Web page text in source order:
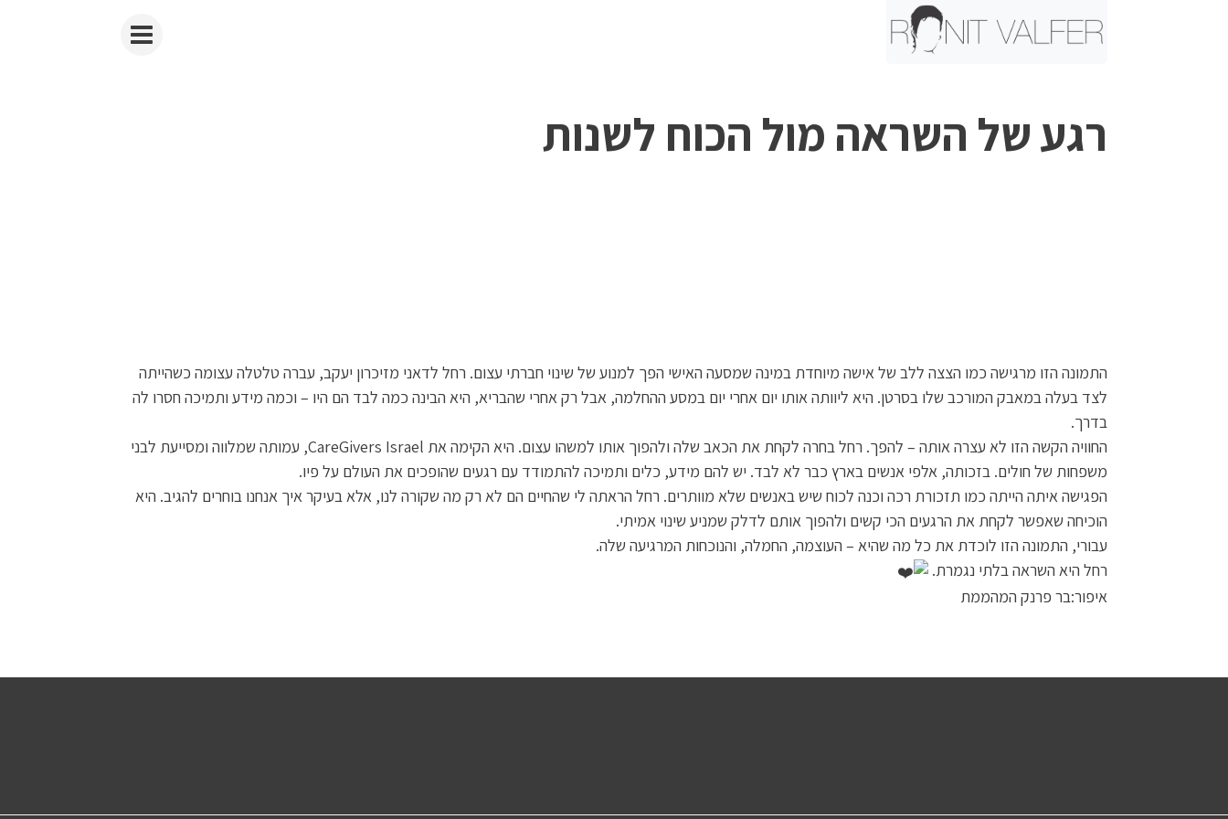
רגע של השראה מול הכוח לשנות
התמונה הזו מרגישה כמו הצצה ללב של אישה מיוחדת במינה שמסעה האישי הפך למנוע של שינוי חברתי עצום. רחל לדאני מזיכרון יעקב, עברה טלטלה עצומה כשהייתה
לצד בעלה במאבק המורכב שלו בסרטן. היא ליוותה אותו יום אחרי יום במסע ההחלמה, אבל רק אחרי שהבריא, היא הבינה כמה לבד הם היו – וכמה מידע ותמיכה חסרו לה
בדרך.
החוויה הקשה הזו לא עצרה אותה – להפך. רחל בחרה לקחת את הכאב שלה ולהפוך אותו למשהו עצום. היא הקימה את CareGivers Israel, עמותה שמלווה ומסייעת לבני
משפחות של חולים. בזכותה, אלפי אנשים בארץ כבר לא לבד. יש להם מידע, כלים ותמיכה להתמודד עם רגעים שהופכים את העולם על פיו.
הפגישה איתה הייתה כמו תזכורת רכה וכנה לכוח שיש באנשים שלא מוותרים. רחל הראתה לי שהחיים הם לא רק מה שקורה לנו, אלא בעיקר איך אנחנו בוחרים להגיב. היא
הוכיחה שאפשר לקחת את הרגעים הכי קשים ולהפוך אותם לדלק שמניע שינוי אמיתי.
עבורי, התמונה הזו לוכדת את כל מה שהיא – העוצמה, החמלה, והנוכחות המרגיעה שלה.
רחל היא השראה בלתי נגמרת.
איפור:בר פרנק המהממת